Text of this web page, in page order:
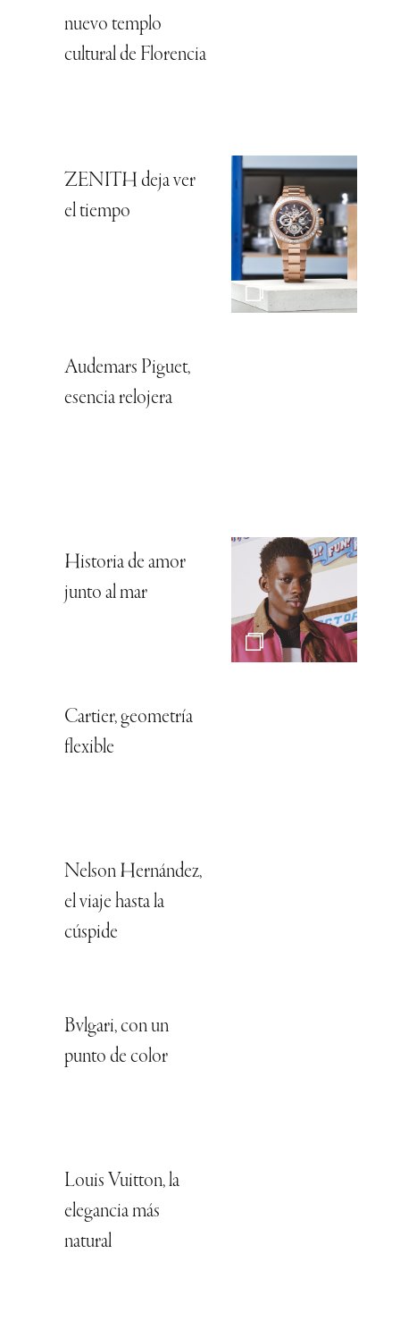
nuevo templo
cultural de Florencia
ZENITH deja ver
el tiempo
Audemars Piguet,
esencia relojera
Historia de amor
junto al mar
Cartier, geometría
flexible
Nelson Hernández,
el viaje hasta la
cúspide
Bvlgari, con un
punto de color
Louis Vuitton, la
elegancia más
natural